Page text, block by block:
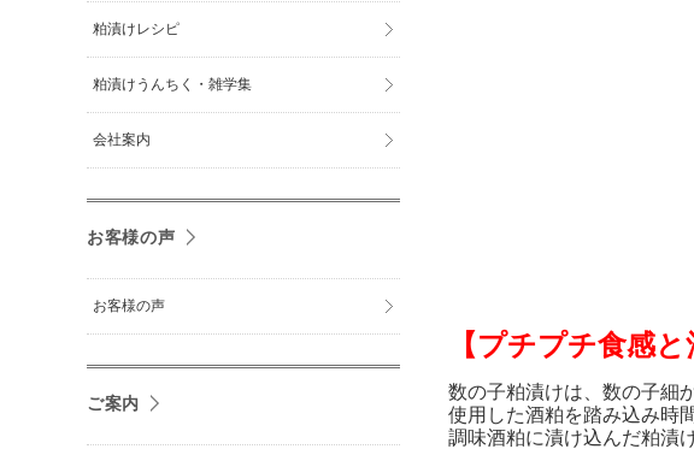
【プチプチ食感
数の子粕漬けは、数の子細
使用した酒粕を踏み込み時
調味酒粕に漬け込んだ粕漬
粕漬けレシピ
粕漬けうんちく・雑学集
会社案内
お客様の声
お客様の声
ご案内